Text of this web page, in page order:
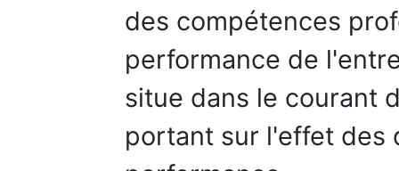
des compétences
performance de
situe dans le courant
portant sur l'effet des